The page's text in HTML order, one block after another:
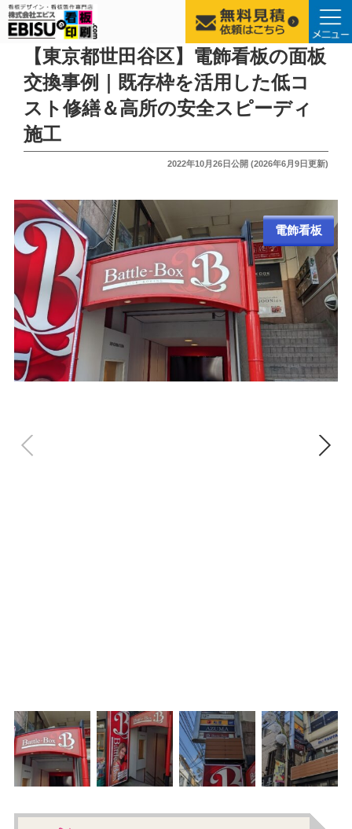
【東京都世田谷区】電飾看板の面板
交換事例｜既存枠を活用した低コ
スト修繕＆高所の安全スピーディ
施工
投
2022年10月26日公開 (2026年6月9日更新)
電飾看板